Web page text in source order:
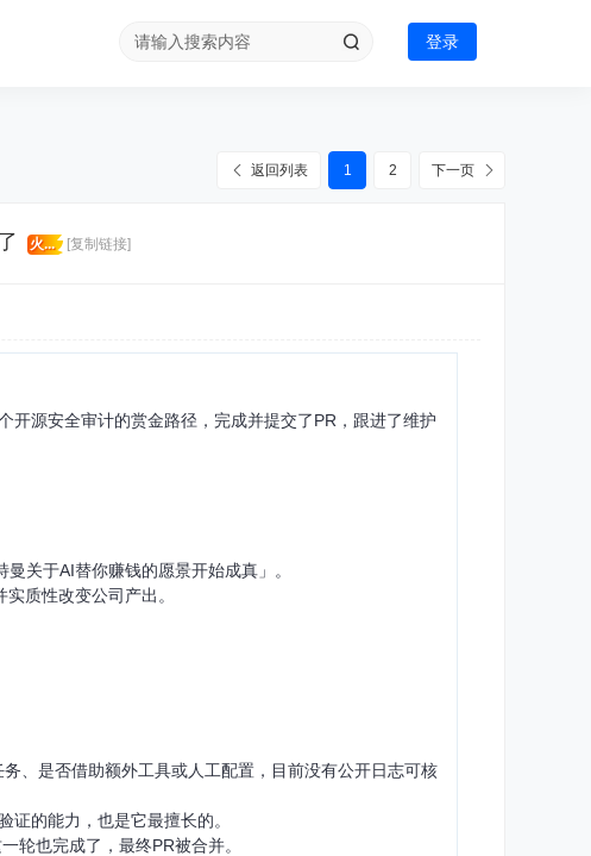
登录
1 2 下一页
返回列表
火... [复制链接]
源安全审计的赏金路径，完成并提交了PR，跟进了维护
关于AI替你赚钱的愿景开始成真」。
质性改变公司产出。
、是否借助额外工具或人工配置，目前没有公开日志可核
的能力，也是它最擅长的。
轮也完成了，最终PR被合并。